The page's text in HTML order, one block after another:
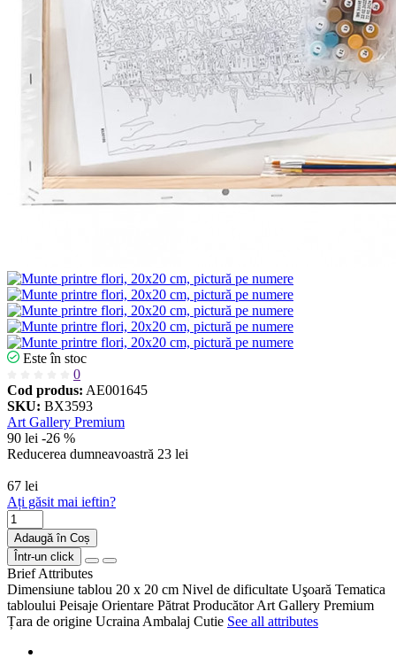
Este în stoc
0
Cod produs: AE001645
SKU: BX3593
Art Gallery Premium
90 lei -26 %
Reducerea dumneavoastră 23 lei
67 lei
Ați găsit mai ieftin?
Adaugă în Coș
Într-un click
Brief Attributes
Dimensiune tablou 20 x 20 cm Nivel de dificultate Uşoară Tematica
tabloului Peisaje Orientare Pătrat Producător Art Gallery Premium
Țara de origine Ucraina Ambalaj Cutie See all attributes